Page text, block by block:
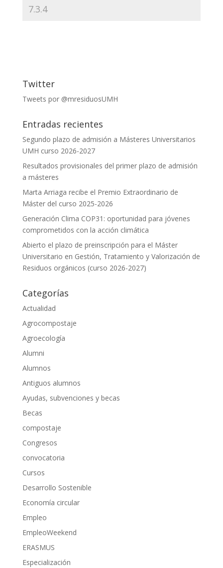
Twitter
Tweets por @mresiduosUMH
Entradas recientes
Segundo plazo de admisión a Másteres Universitarios
UMH curso 2026-2027
Resultados provisionales del primer plazo de admisión
a másteres
Marta Arriaga recibe el Premio Extraordinario de
Máster del curso 2025-2026
Generación Clima COP31: oportunidad para jóvenes
comprometidos con la acción climática
Abierto el plazo de preinscripción para el Máster
Universitario en Gestión, Tratamiento y Valorización de
Residuos orgánicos (curso 2026-2027)
Categorías
Actualidad
Agrocompostaje
Agroecología
Alumni
Alumnos
Antiguos alumnos
Ayudas, subvenciones y becas
Becas
compostaje
Congresos
convocatoria
Cursos
Desarrollo Sostenible
Economía circular
Empleo
EmpleoWeekend
ERASMUS
Especialización